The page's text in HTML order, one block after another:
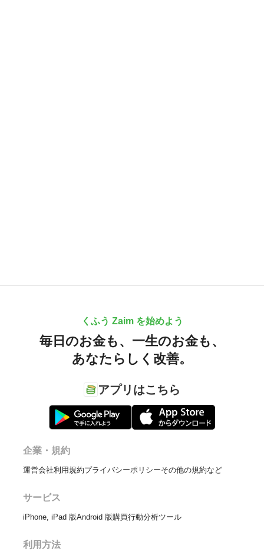
くふう Zaim を始めよう
毎日のお金も、 一生のお金も、
あなたらしく改善。
アプリはこちら
企業・規約
運営会社利用規約プライバシーポリシーその他の規約など
サービス
iPhone, iPad 版Android 版購買行動分析ツール
利用方法